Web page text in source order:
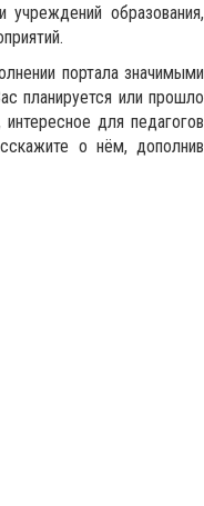
учреждений образования,
портала значимыми
планируется или прошло
для педагогов
о нём, дополнив